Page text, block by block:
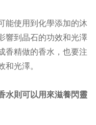
能使用到化學添加的沐
響到晶石的功效和光澤
香精做的香水，也要注
光澤。
水則可以用來滋養閃靈